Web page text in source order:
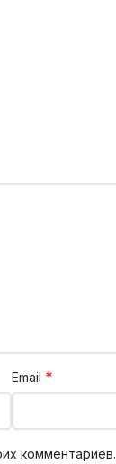
Email *
комментариев.